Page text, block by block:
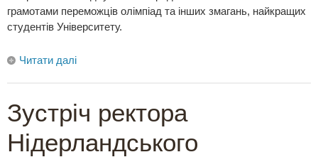
грамотами переможців олімпіад та інших змагань, найкращих
студентів Університету.
Читати далі
Зустріч ректора
Нідерландського